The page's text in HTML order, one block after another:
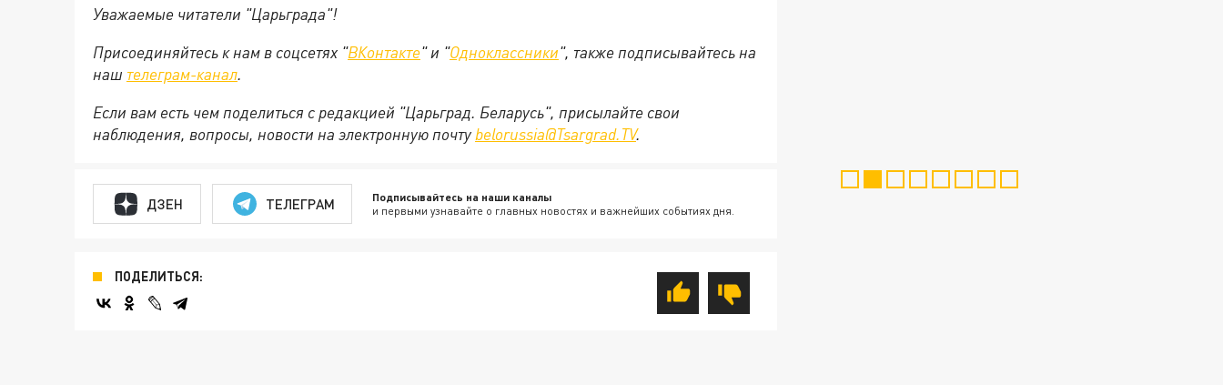
Уважаемые читатели "Царьграда"!
Присоединяйтесь к нам в соцсетях "ВКонтакте" и "Одноклассники", также подписывайтесь на
наш телеграм-канал.
Если вам есть чем поделиться с редакцией "Царьград. Беларусь", присылайте свои
наблюдения, вопросы, новости на электронную почту belorussia@Tsargrad.TV.
ДЗЕН ТЕЛЕГРАМ Подписывайтесь на наши каналы
и первыми узнавайте о главных новостях и важнейших событиях дня.
ПОДЕЛИТЬСЯ: